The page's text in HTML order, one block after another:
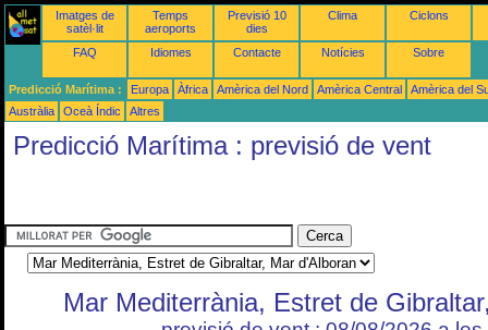
Imatges de
satèl·lit
Temps
aeroports
Previsió 10
dies
Clima Ciclons
FAQ Idiomes Contacte Notícies Sobre
Predicció Marítima : Europa Àfrica Amèrica del Nord Amèrica Central
Amèrica del
Austràlia
Oceà Índic Altres
Predicció Marítima : previsió de vent
Mar Mediterrània, Estret de